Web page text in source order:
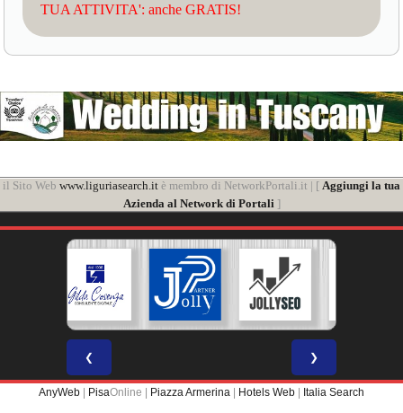
TUA ATTIVITA': anche GRATIS!
il Sito Web www.liguriasearch.it è membro di NetworkPortali.it | [ Aggiungi la tua
Azienda al Network di Portali]
❮ ❯
AnyWeb PisaOnline | Piazza Armerina Hotels Web Italia Search